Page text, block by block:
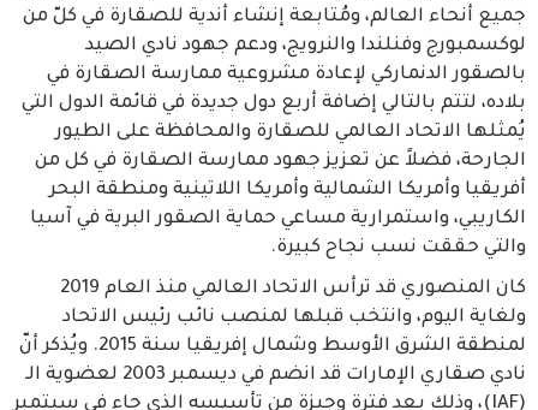
جميع أنحاء العالم، ومُتابعة إنشاء أندية للصقارة في كلّ من
لوكسمبورج وفنلندا والنرويج، ودعم جهود نادي الصيد
بالصقور الدنماركي لإعادة مشروعية ممارسة الصقارة في
بلاده، لتتم بالتالي إضافة أربع دول جديدة في قائمة الدول التي
يُمثلها الاتحاد العالمي للصقارة والمحافظة على الطيور
الجارحة، فضلاً عن تعزيز جهود ممارسة الصقارة في كل من
أفريقيا وأمريكا الشمالية وأمريكا اللاتينية ومنطقة البحر
الكاريبي، واستمرارية مساعي حماية الصقور البرية في آسيا
والتي حققت نسب نجاح كبيرة.
كان المنصوري قد ترأس الاتحاد العالمي منذ العام 2019
ولغاية اليوم، وانتخب قبلها لمنصب نائب رئيس الاتحاد
لمنطقة الشرق الأوسط وشمال إفريقيا سنة 2015. ويُذكر أنّ
نادي صقاري الإمارات قد انضم في ديسمبر 2003 لعضوية الـ
(IAF)، وذلك بعد فترة وجيزة من تأسيسه الذي جاء في سبتمبر